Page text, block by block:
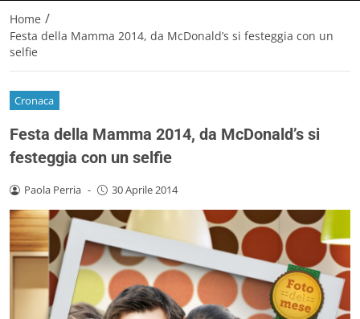
Home /
Festa della Mamma 2014, da McDonald’s si festeggia con un
selfie
Cronaca
Festa della Mamma 2014, da McDonald’s si
festeggia con un selfie
Paola Perria - 30 Aprile 2014